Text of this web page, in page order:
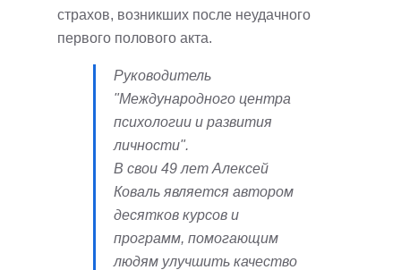
страхов, возникших после неудачного
первого полового акта.
Руководитель
"Международного центра
психологии и развития
личности".
В свои 49 лет Алексей
Коваль является автором
десятков курсов и
программ, помогающим
людям улучшить качество